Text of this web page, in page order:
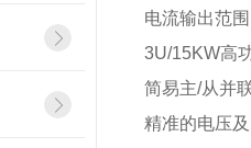
电流输出范
3U/15KW高
简易主/从并
精准的电压